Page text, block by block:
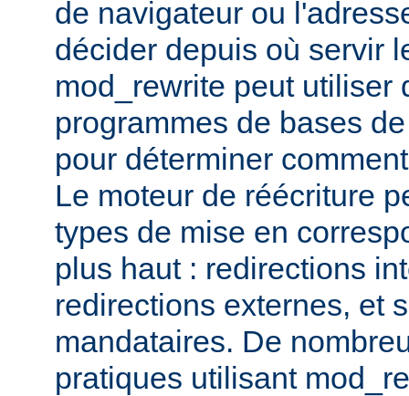
de navigateur ou
décider depuis où servir
mod_rewrite peut utiliser
programmes de bases
pour déterminer
Le moteur de réécriture
types de mise en
plus haut : redirections
redirections externes, et
mandataires. De
pratiques utilisant